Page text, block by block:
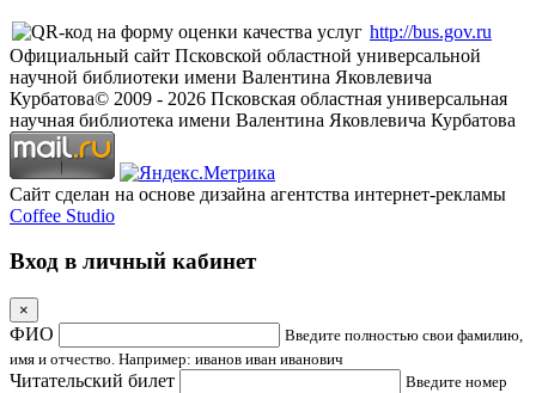
http://bus.gov.ru
Официальный сайт Псковской областной универсальной
научной библиотеки имени Валентина Яковлевича
Курбатова© 2009 - 2026 Псковская областная универсальная
научная библиотека имени Валентина Яковлевича Курбатова
Сайт сделан на основе дизайна агентства интернет-рекламы
Coffee Studio
Вход в личный кабинет
×
ФИО
Введите полностью свои фамилию,
имя и отчество. Например: иванов иван иванович
Читательский билет
Введите номер